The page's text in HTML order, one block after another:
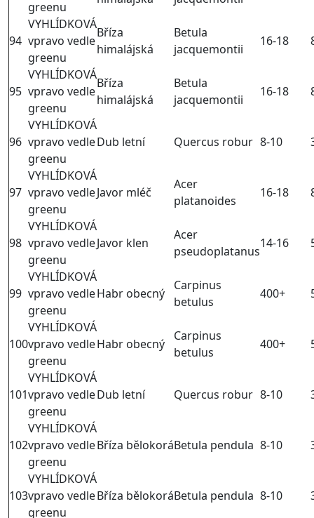
greenu
94
VYHLÍDKOVÁ
vpravo vedle
greenu
Bříza
himalájská
Betula
jacquemontii
16-18
95
VYHLÍDKOVÁ
vpravo vedle
greenu
Bříza
himalájská
Betula
jacquemontii
16-18
96
VYHLÍDKOVÁ
vpravo vedle
greenu
Dub letní Quercus robur 8-10
97
VYHLÍDKOVÁ
vpravo vedle
greenu
Javor mléč
Acer
platanoides
16-18
98
VYHLÍDKOVÁ
vpravo vedle
greenu
Javor klen
Acer
pseudoplatanus
14-16
99
VYHLÍDKOVÁ
vpravo vedle
greenu
Habr obecný
Carpinus
betulus
400+
100
VYHLÍDKOVÁ
vpravo vedle
greenu
Habr obecný
Carpinus
betulus
400+
101
VYHLÍDKOVÁ
vpravo vedle
greenu
Dub letní Quercus robur 8-10
102
VYHLÍDKOVÁ
vpravo vedle
greenu
Bříza bělokoráBetula pendula 8-10
103
VYHLÍDKOVÁ
vpravo vedle
greenu
Bříza bělokoráBetula pendula 8-10